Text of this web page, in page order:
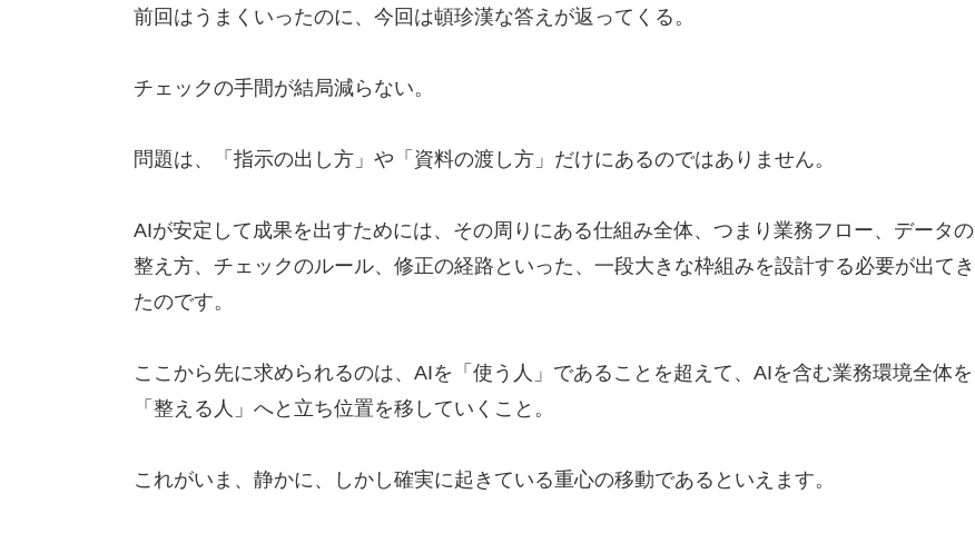
前回はうまくいったのに、今回は頓珍漢な答えが返ってくる。
チェックの手間が結局減らない。
問題は、「指示の出し方」や「資料の渡し方」だけにあるのではありません。
AIが安定して成果を出すためには、その周りにある仕組み全体、つまり業務フロー、データの
整え方、チェックのルール、修正の経路といった、一段大きな枠組みを設計する必要が出てき
たのです。
ここから先に求められるのは、AIを「使う人」であることを超えて、AIを含む業務環境全体を
「整える人」へと立ち位置を移していくこと。
これがいま、静かに、しかし確実に起きている重心の移動であるといえます。